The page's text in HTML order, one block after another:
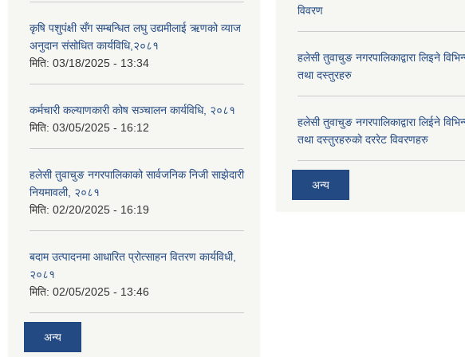
कृषि पशुपंक्षी सँग सम्बन्धित लघु उद्यमीलाई ऋणको व्याज
अनुदान संसोधित कार्यविधि,२०८१
मिति: 03/18/2025 - 13:34
कर्मचारी कल्याणकारी कोष सञ्चालन कार्यविधि, २०८१
मिति: 03/05/2025 - 16:12
हलेसी तुवाचुङ नगरपालिकाको सार्वजनिक निजी साझेदारी
नियमावली, २०८१
मिति: 02/20/2025 - 16:19
बदाम उत्पादनमा आधारित प्रोत्साहन वितरण कार्यविधी,
२०८१
मिति: 02/05/2025 - 13:46
अन्य
विवरण
हलेसी तुवाचुङ नगरपालिकाद्वारा लिइने
तथा दस्तुरहरु
हलेसी तुवाचुङ नगरपालिकाद्वारा लिईने
तथा दस्तुरहरुकाे दररेट विवरणहरु
अन्य